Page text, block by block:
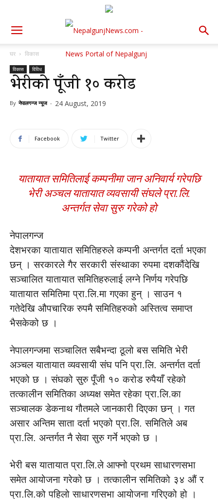
घर विकास
विकास विविध
भेरीको पूँजी १० करोड
By नेपालगन्ज न्यूज - 24 August, 2019
Facebook Twitter
यातायात समितिलाई कम्पनीमा जान अनिवार्य गरेपछि
भेरी अञ्चल यातायात व्यवसायी संघले प्रा.लि.
अन्तर्गत सेवा सुरु गरेको हो
नेपालगन्ज
देशभरका यातायात समितिहरुले कम्पनी अन्तर्गत दर्ता भएका
छन् । सरकारले गैर सरकारी संस्थाका रुपमा दशकौंदेखि
सञ्चालित यातायात समितिहरुलाई लग्ने निर्णय गरेपछि
यातायात समितिमा प्रा.लि.मा गएका हुन् । साउन १
गतेदेखि औपचारिक रुपमै समितिहरुको अस्तित्व समाप्त
भैसकेको छ ।
नेपालगन्जमा सञ्चालित सबैभन्दा ठूलो बस समिति भेरी
अञ्चल यातायात व्यवसायी संघ पनि प्रा.लि. अन्तर्गत दर्ता
भएको छ । संघको सुरु पूँजी १० करोड रुपैयाँ रहेको
तत्कालीन समितिका अध्यक्ष समेत रहेका प्रा.लि.का
सञ्चालक डेकनाथ गौतमले जानकारी दिएका छन् । गत
असार अन्तिम साता दर्ता भएको प्रा.लि. समितिले अब
प्रा.लि. अन्तर्गत नै सेवा सुरु गर्ने भएको छ ।
भेरी बस यातायात प्रा.लि.ले आफ्नो प्रथम साधारणसभा
समेत आयोजना गरेको छ । तत्कालीन समितिको ३४ औं र
प्रा.लि.को पहिलो साधारणसभा आयोजना गरिएको हो ।